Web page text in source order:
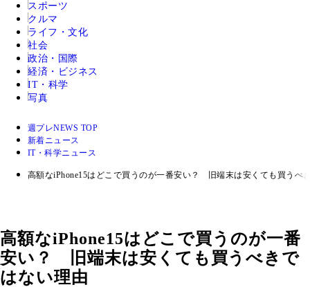
スポーツ
クルマ
ライフ・文化
社会
政治・国際
経済・ビジネス
IT・科学
写真
週プレNEWS TOP
新着ニュース
IT・科学ニュース
高額なiPhone15はどこで買うのが一番安い？ 旧端末は安くても買うべ
高額なiPhone15はどこで買うのが一番
安い？ 旧端末は安くても買うべきで
はない理由